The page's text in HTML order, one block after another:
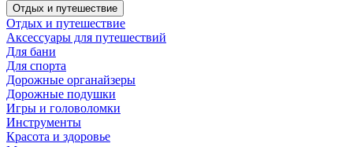
Отдых и путешествие
Отдых и путешествие
Аксессуары для путешествий
Для бани
Для спорта
Дорожные органайзеры
Дорожные подушки
Игры и головоломки
Инструменты
Красота и здоровье